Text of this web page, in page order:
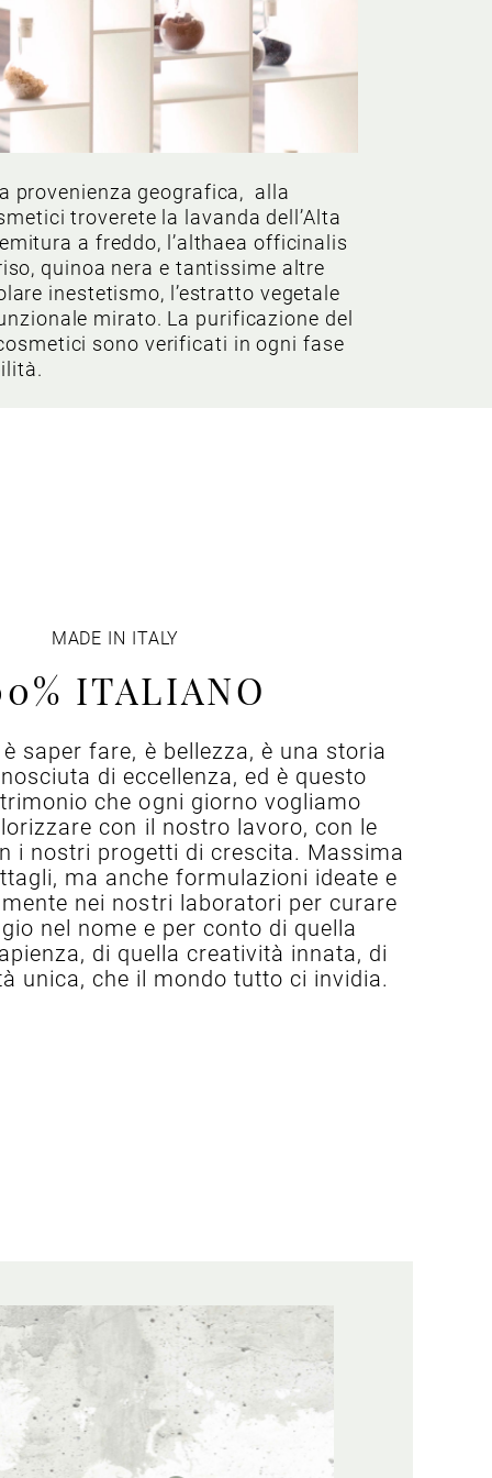
provenienza geografica, alla
troverete la lavanda dell’Alta
a freddo, l’althaea officinalis
quinoa nera e tantissime altre
inestetismo, l’estratto vegetale
mirato. La purificazione del
sono verificati in ogni fase
MADE IN ITALY
ITALIANO
saper fare, è bellezza, è una storia
di eccellenza, ed è questo
che ogni giorno vogliamo
con il nostro lavoro, con le
i nostri progetti di crescita. Massima
ma anche formulazioni ideate e
nei nostri laboratori per curare
nel nome e per conto di quella
di quella creatività innata, di
unica, che il mondo tutto ci invidia.